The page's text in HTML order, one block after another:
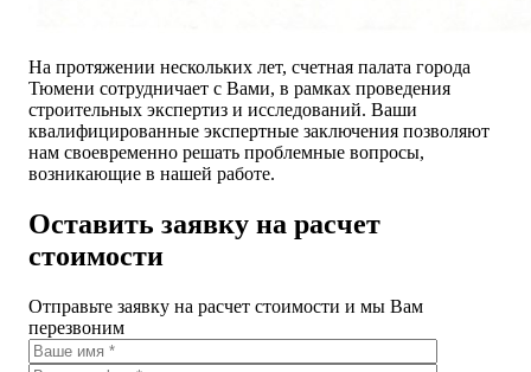
На протяжении нескольких лет, счетная палата города
Тюмени сотрудничает с Вами, в рамках проведения
строительных экспертиз и исследований. Ваши
квалифицированные экспертные заключения позволяют
нам своевременно решать проблемные вопросы,
возникающие в нашей работе.
Оставить заявку на расчет
стоимости
Отправьте заявку на расчет стоимости и мы Вам
перезвоним